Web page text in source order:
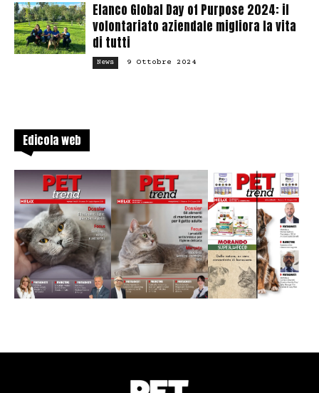
Elanco Global Day of Purpose 2024: il
volontariato aziendale migliora la vita
di tutti
News 9 Ottobre 2024
Edicola web